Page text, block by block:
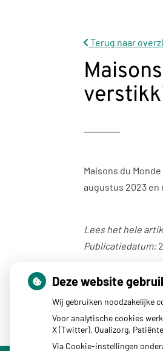
Terug naar
Maisons du
augustus 2023
Lees het hele
Publicatiedatum:
Deze website
Wij gebruiken noodzakelijke
Voor analytische cookies
X (Twitter), Qualizorg,
Via Cookie-instellingen